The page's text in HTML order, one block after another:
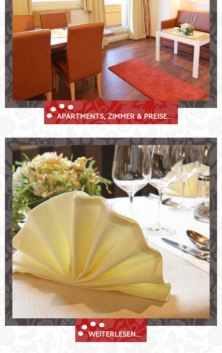
Freuen Sie sich auf:
unser
Restaurantund Sonnenterrasse
Wellnessbereich
mit Sauna
kostenlose Parkplätze und Skikeller
APARTMENTS, ZIMMER & PREISE...
Kulinarik im Krösbacher
Köstliche Gaumenfreuden im Stubaital
Restaurant "Zur Huisler Stube"
geschichtsträchteige "Prinz Albert Stube"
gutbürgerliche Tiroler Küche &
Spezialitätenwochen
erlesene Weine
Hochzeiten, Feiern und Bankette
WEITERLESEN...